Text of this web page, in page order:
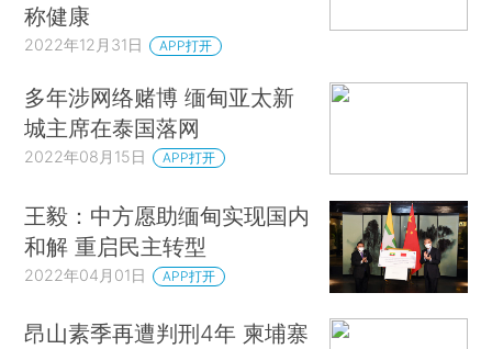
称健康
2022年12月31日 APP打开
多年涉网络赌博 缅甸亚太新
城主席在泰国落网
2022年08月15日 APP打开
王毅：中方愿助缅甸实现国内
和解 重启民主转型
2022年04月01日 APP打开
昂山素季再遭判刑4年 柬埔寨